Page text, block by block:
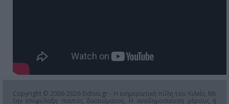
Copyright © 2006-2026 Eidisis.gr - Η ενημερωτική πύλη του Κιλκίς. Με
την επιφύλαξη παντός δικαιώματος. Η αναδημοσίευση μέρους ή